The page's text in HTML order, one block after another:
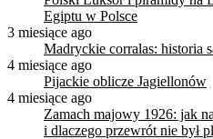
Egiptu w Polsce
3 miesiące ago
Madryckie corralas: historia
4 miesiące ago
Pijackie oblicze Jagiellonów
4 miesiące ago
Zamach majowy 1926: jak
i dlaczego przewrót nie był